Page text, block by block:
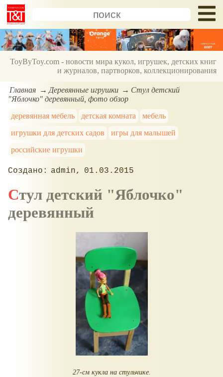
ToyByToy.com - новости мира кукол, игрушек, детских книг
и журналов, партворков, коллекционирования
Главная Деревянные игрушки
Стул детский
"Яблочко" деревянный, фото обзор
деревянная мебель
детская комната
мебель
игрушки для детских садов
игры для малышей
российские игрушки
admin 01.03.2015
Стул детский "Яблочко"
деревянный
27-см кукла на стульчике.